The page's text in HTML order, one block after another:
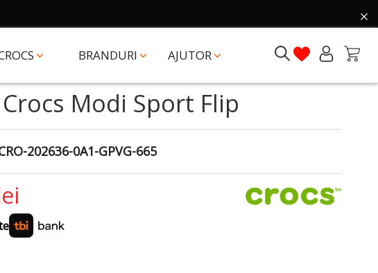
BRANDURI AJUTOR
JIBBITZ
Modi Sport Flip
202636-0A1-GPVG-665